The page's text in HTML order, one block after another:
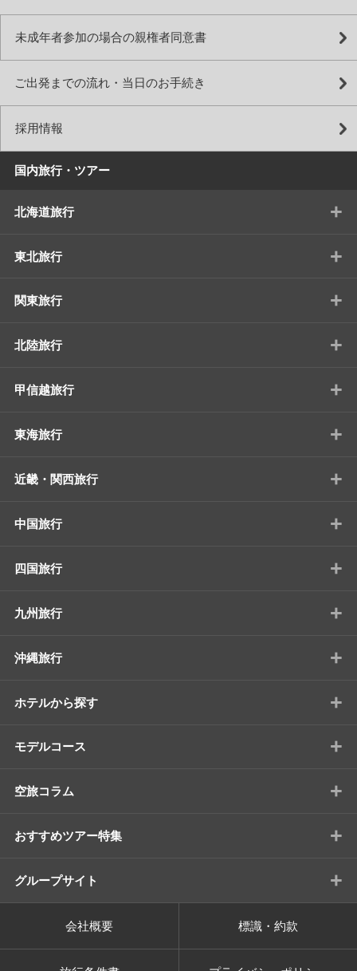
未成年者参加の場合の親権者同意書
ご出発までの流れ・当日のお手続き
採用情報
国内旅行・ツアー
北海道旅行 +
東北旅行 +
関東旅行 +
北陸旅行 +
甲信越旅行 +
東海旅行 +
近畿・関西旅行 +
中国旅行 +
四国旅行 +
九州旅行 +
沖縄旅行 +
ホテルから探す +
モデルコース +
空旅コラム +
おすすめツアー特集 +
グループサイト +
会社概要 標識・約款